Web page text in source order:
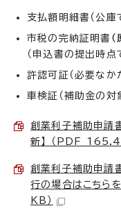
支払額明細書（公庫
市税の完納証明書 （
（申込書の提出時点
許認可証（必要なか
車検証（補助金の対
創業利子補助申請
新】 （PDF 165.4
創業利子補助申請
行の場合はこちら
KB）